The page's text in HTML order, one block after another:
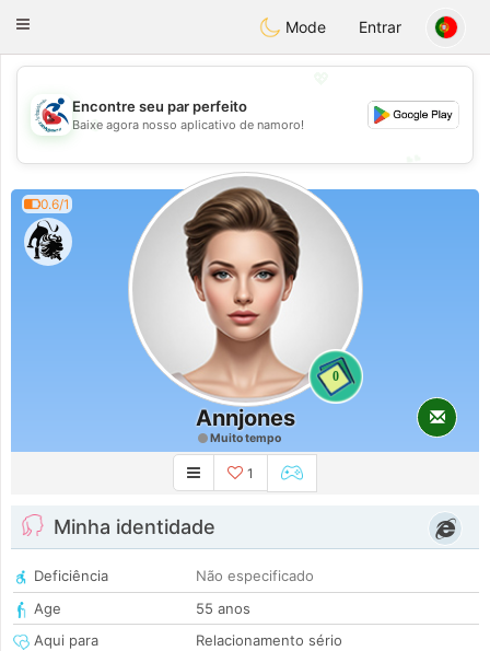
Handi Space
Toggle
Mode Entrar
💖
💕
Encontre seu par perfeito
Baixe agora nosso aplicativo de namoro!
0.6/1
0
Annjones
Muito tempo
1
Minha identidade
Deficiência
Não especificado
Age
55 anos
Aqui para
Relacionamento sério